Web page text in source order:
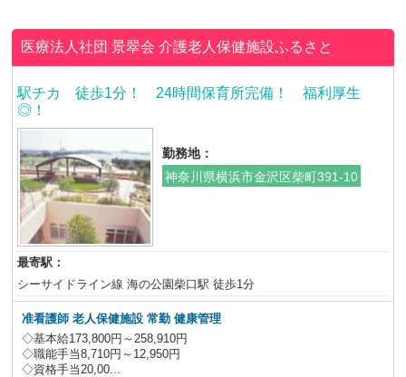
医療法人社団 景翠会介護老人保健施設ふるさと
駅チカ 徒歩1分！ 24時間保育所完備！ 福利厚生
◎！
勤務地：
神奈川県横浜市金沢区柴町391-10
最寄駅：
シーサイドライン線 海の公園柴口駅 徒歩1分
准看護師 老人保健施設常勤 健康管理
◇基本給173,800円～258,910円
◇職能手当8,710円～12,950円
◇資格手当20,00...